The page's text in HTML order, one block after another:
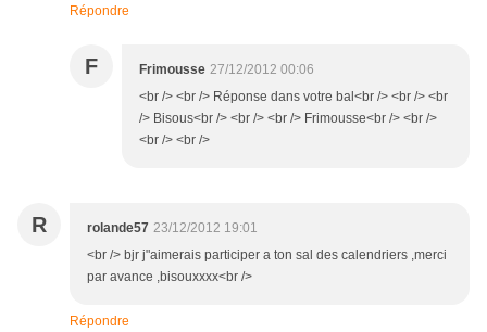
Répondre
F Frimousse 27/12/2012 00:06
<br /> <br /> Réponse dans votre bal<br /> <br /> <br
/> Bisous<br /> <br /> <br /> Frimousse<br /> <br />
<br /> <br />
R rolande57 23/12/2012 19:01
<br /> bjr j"aimerais participer a ton sal des calendriers ,merci
par avance ,bisouxxxx<br />
Répondre